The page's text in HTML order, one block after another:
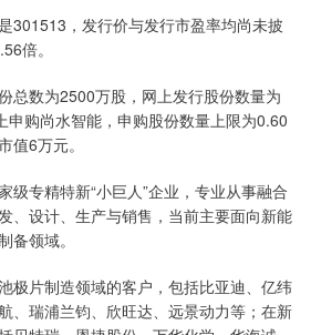
，发行价与发行市盈率均尚未披
倍。
数为2500万股，网上发行股份数量为
申购尚水智能，申购股份数量上限为0.60
值6万元。
专精特新“小巨人”企业，专业从事融合
、设计、生产与销售，当前主要面向新能
备领域。
片制造领域的客户，包括比亚迪、亿纬
、瑞浦兰钧、欣旺达、远景动力等；在新